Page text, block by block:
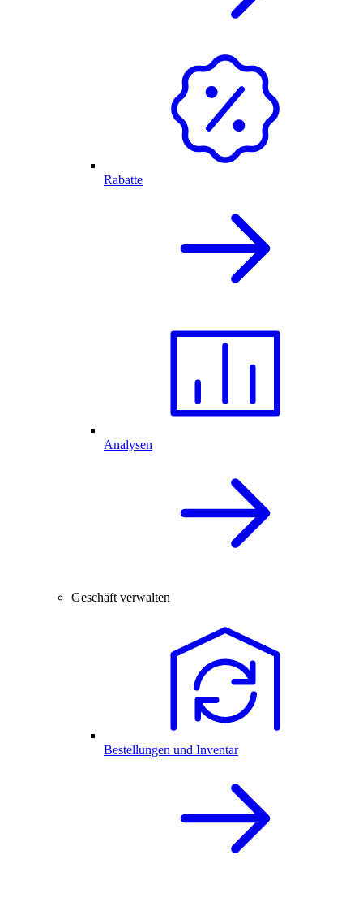
Rabatte
Analysen
Geschäft verwalten
Bestellungen und Inventar